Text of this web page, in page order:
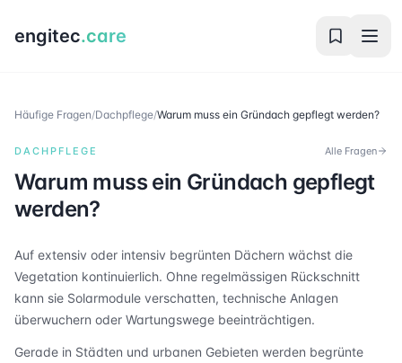
engitec.care
Häufige Fragen/Dachpflege/Warum muss ein Gründach gepflegt werden?
DACHPFLEGE Alle Fragen
Warum muss ein Gründach gepflegt
werden?
Auf extensiv oder intensiv begrünten Dächern wächst die
Vegetation kontinuierlich. Ohne regelmässigen Rückschnitt
kann sie Solarmodule verschatten, technische Anlagen
überwuchern oder Wartungswege beeinträchtigen.
Gerade in Städten und urbanen Gebieten werden begrünte